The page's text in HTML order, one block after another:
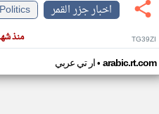
اخبار جزر القمر
Politics
منذ TG39ZI
ار تي عربي• arabic.rt.com